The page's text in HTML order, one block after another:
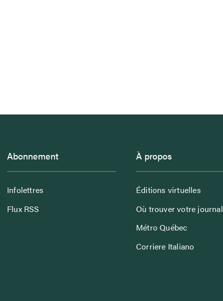
Abonnement
Infolettres
Flux RSS
À propos
Éditions virtuelles
Où trouver votre journal
Métro Québec
Corriere Italiano